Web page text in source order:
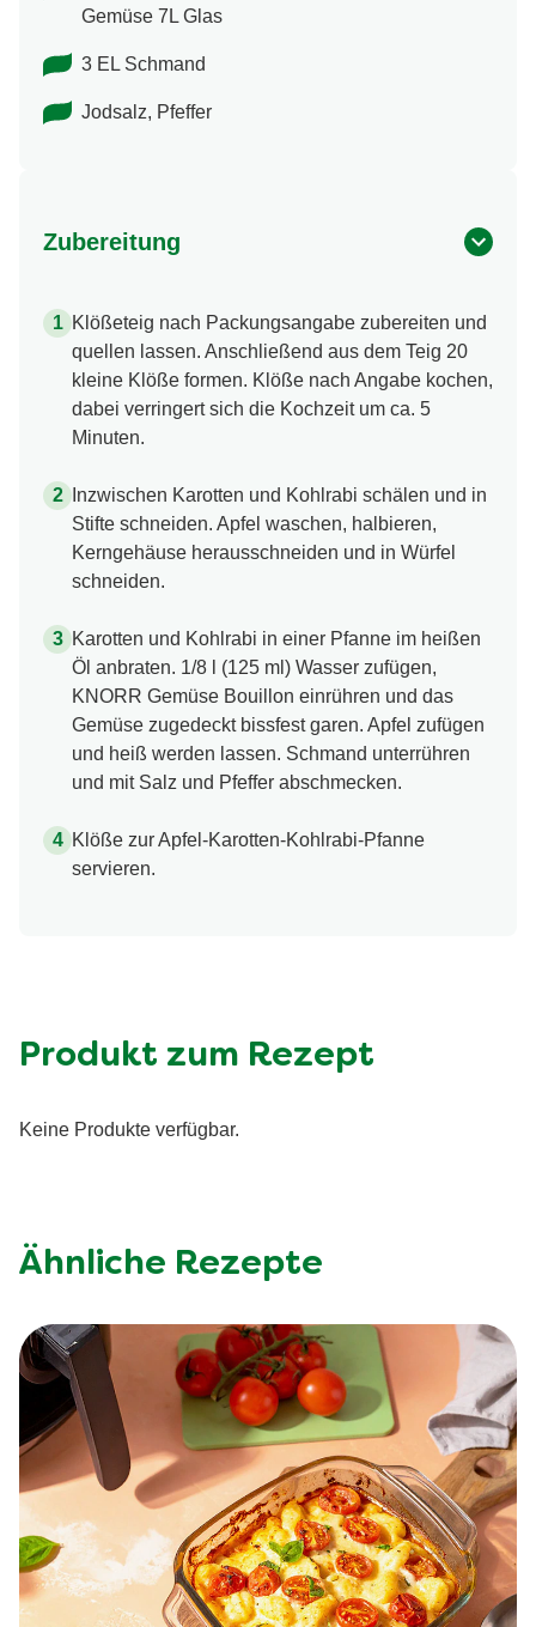
Gemüse 7L Glas
3 EL Schmand
Jodsalz, Pfeffer
Zubereitung
Klößeteig nach Packungsangabe zubereiten und
quellen lassen. Anschließend aus dem Teig 20
kleine Klöße formen. Klöße nach Angabe kochen,
dabei verringert sich die Kochzeit um ca. 5
Minuten.
Inzwischen Karotten und Kohlrabi schälen und in
Stifte schneiden. Apfel waschen, halbieren,
Kerngehäuse herausschneiden und in Würfel
schneiden.
Karotten und Kohlrabi in einer Pfanne im heißen
Öl anbraten. 1/8 l (125 ml) Wasser zufügen,
KNORR Gemüse Bouillon einrühren und das
Gemüse zugedeckt bissfest garen. Apfel zufügen
und heiß werden lassen. Schmand unterrühren
und mit Salz und Pfeffer abschmecken.
Klöße zur Apfel-Karotten-Kohlrabi-Pfanne
servieren.
Produkt zum Rezept
Keine Produkte verfügbar.
Ähnliche Rezepte